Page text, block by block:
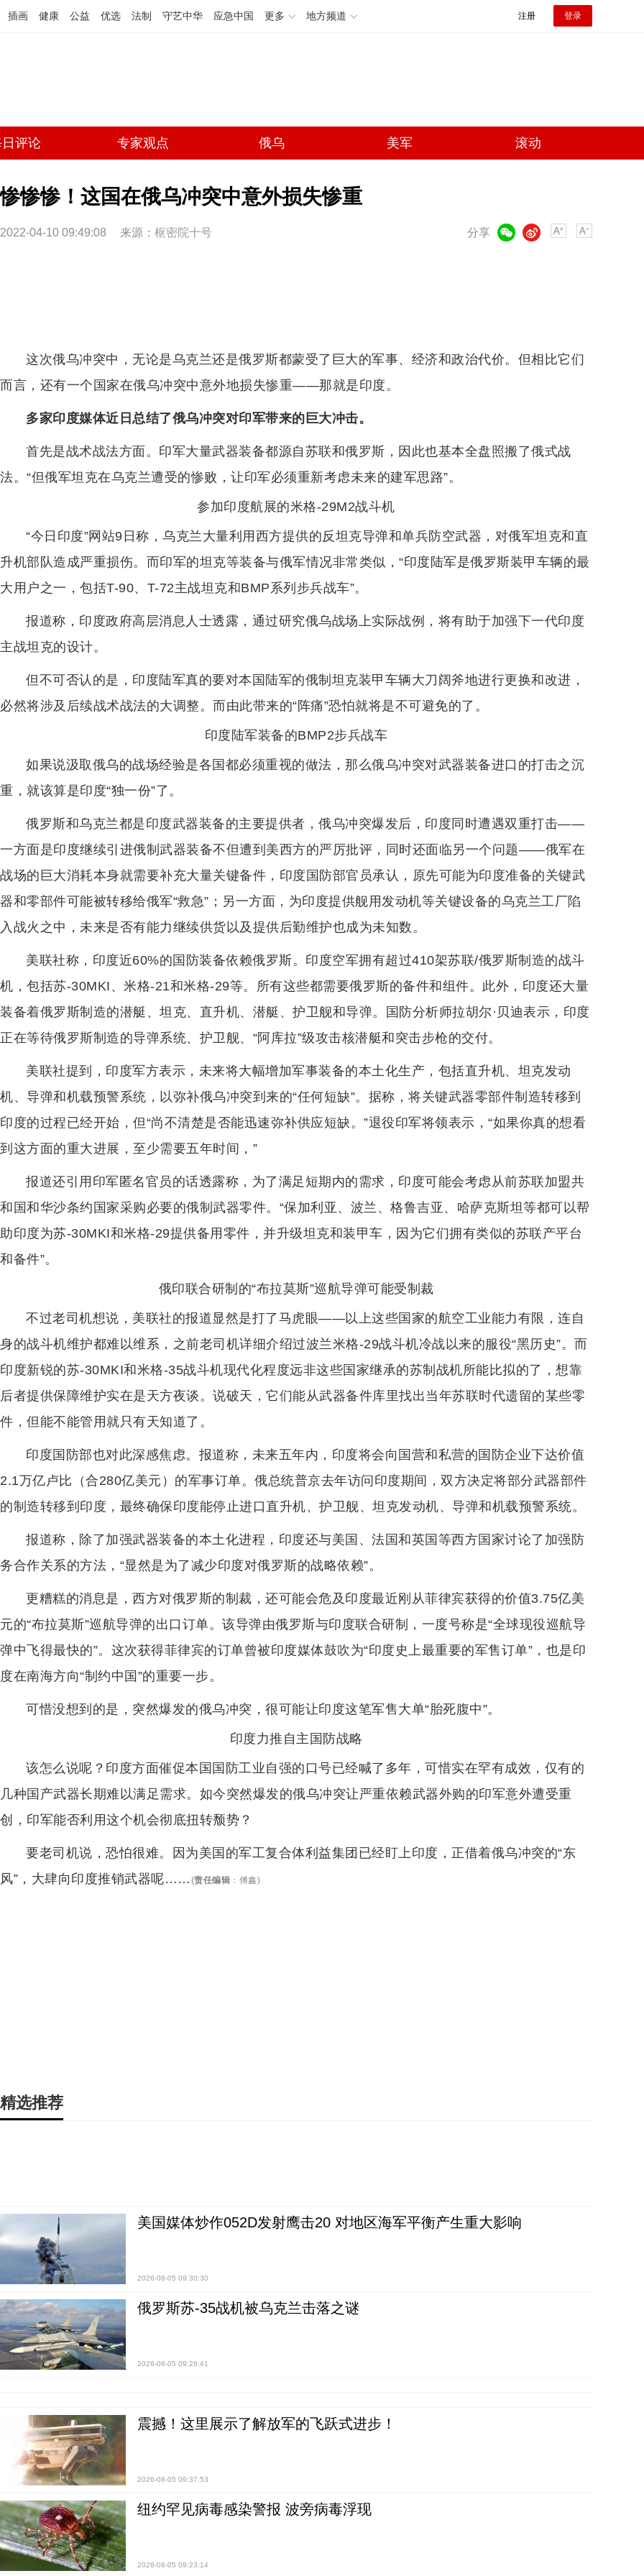
插画 健康 公益 优选 法制 守艺中华 应急中国 更多 地方频道 注册 登录
评论 专家观点 俄乌 美军 滚动
惨惨惨！这国在俄乌冲突中意外损失惨重
2022-04-10 09:49:08 来源： 枢密院十号 分享
微博
这次俄乌冲突中，无论是乌克兰还是俄罗斯都蒙受了巨大的军事、经济和政治代价。但相比它们
而言，还有一个国家在俄乌冲突中意外地损失惨重——那就是印度。
多家印度媒体近日总结了俄乌冲突对印军带来的巨大冲击。
首先是战术战法方面。印军大量武器装备都源自苏联和俄罗斯，因此也基本全盘照搬了俄式战
法。“但俄军坦克在乌克兰遭受的惨败，让印军必须重新考虑未来的建军思路”。
参加印度航展的米格-29M2战斗机
“今日印度”网站9日称，乌克兰大量利用西方提供的反坦克导弹和单兵防空武器，对俄军坦克和直
升机部队造成严重损伤。而印军的坦克等装备与俄军情况非常类似，“印度陆军是俄罗斯装甲车辆的最
大用户之一，包括T-90、T-72主战坦克和BMP系列步兵战车”。
报道称，印度政府高层消息人士透露，通过研究俄乌战场上实际战例，将有助于加强下一代印度
主战坦克的设计。
但不可否认的是，印度陆军真的要对本国陆军的俄制坦克装甲车辆大刀阔斧地进行更换和改进，
必然将涉及后续战术战法的大调整。而由此带来的“阵痛”恐怕就将是不可避免的了。
印度陆军装备的BMP2步兵战车
如果说汲取俄乌的战场经验是各国都必须重视的做法，那么俄乌冲突对武器装备进口的打击之沉
重，就该算是印度“独一份”了。
俄罗斯和乌克兰都是印度武器装备的主要提供者，俄乌冲突爆发后，印度同时遭遇双重打击——
一方面是印度继续引进俄制武器装备不但遭到美西方的严厉批评，同时还面临另一个问题——俄军在
战场的巨大消耗本身就需要补充大量关键备件，印度国防部官员承认，原先可能为印度准备的关键武
器和零部件可能被转移给俄军“救急”；另一方面，为印度提供舰用发动机等关键设备的乌克兰工厂陷
入战火之中，未来是否有能力继续供货以及提供后勤维护也成为未知数。
美联社称，印度近60%的国防装备依赖俄罗斯。印度空军拥有超过410架苏联/俄罗斯制造的战斗
机，包括苏-30MKI、米格-21和米格-29等。所有这些都需要俄罗斯的备件和组件。此外，印度还大量
装备着俄罗斯制造的潜艇、坦克、直升机、潜艇、护卫舰和导弹。国防分析师拉胡尔·贝迪表示，印度
正在等待俄罗斯制造的导弹系统、护卫舰、“阿库拉”级攻击核潜艇和突击步枪的交付。
美联社提到，印度军方表示，未来将大幅增加军事装备的本土化生产，包括直升机、坦克发动
机、导弹和机载预警系统，以弥补俄乌冲突到来的“任何短缺”。据称，将关键武器零部件制造转移到
印度的过程已经开始，但“尚不清楚是否能迅速弥补供应短缺。”退役印军将领表示，“如果你真的想看
到这方面的重大进展，至少需要五年时间，”
报道还引用印军匿名官员的话透露称，为了满足短期内的需求，印度可能会考虑从前苏联加盟共
和国和华沙条约国家采购必要的俄制武器零件。“保加利亚、波兰、格鲁吉亚、哈萨克斯坦等都可以帮
助印度为苏-30MKI和米格-29提供备用零件，并升级坦克和装甲车，因为它们拥有类似的苏联产平台
和备件”。
俄印联合研制的“布拉莫斯”巡航导弹可能受制裁
不过老司机想说，美联社的报道显然是打了马虎眼——以上这些国家的航空工业能力有限，连自
身的战斗机维护都难以维系，之前老司机详细介绍过波兰米格-29战斗机冷战以来的服役“黑历史”。而
印度新锐的苏-30MKI和米格-35战斗机现代化程度远非这些国家继承的苏制战机所能比拟的了，想靠
后者提供保障维护实在是天方夜谈。说破天，它们能从武器备件库里找出当年苏联时代遗留的某些零
件，但能不能管用就只有天知道了。
印度国防部也对此深感焦虑。报道称，未来五年内，印度将会向国营和私营的国防企业下达价值
2.1万亿卢比（合280亿美元）的军事订单。俄总统普京去年访问印度期间，双方决定将部分武器部件
的制造转移到印度，最终确保印度能停止进口直升机、护卫舰、坦克发动机、导弹和机载预警系统。
报道称，除了加强武器装备的本土化进程，印度还与美国、法国和英国等西方国家讨论了加强防
务合作关系的方法，“显然是为了减少印度对俄罗斯的战略依赖”。
更糟糕的消息是，西方对俄罗斯的制裁，还可能会危及印度最近刚从菲律宾获得的价值3.75亿美
元的“布拉莫斯”巡航导弹的出口订单。该导弹由俄罗斯与印度联合研制，一度号称是“全球现役巡航导
弹中飞得最快的”。这次获得菲律宾的订单曾被印度媒体鼓吹为“印度史上最重要的军售订单”，也是印
度在南海方向“制约中国”的重要一步。
可惜没想到的是，突然爆发的俄乌冲突，很可能让印度这笔军售大单“胎死腹中”。
印度力推自主国防战略
该怎么说呢？印度方面催促本国国防工业自强的口号已经喊了多年，可惜实在罕有成效，仅有的
几种国产武器长期难以满足需求。如今突然爆发的俄乌冲突让严重依赖武器外购的印军意外遭受重
创，印军能否利用这个机会彻底扭转颓势？
要老司机说，恐怕很难。因为美国的军工复合体利益集团已经盯上印度，正借着俄乌冲突的“东
风”，大肆向印度推销武器呢…… (责任编辑 ： 傅鑫)
精选推荐
美国媒体炒作052D发射鹰击20 对地区海军平衡产生重大影响
2026-08-05 09:30:30
俄罗斯苏-35战机被乌克兰击落之谜
2026-08-05 09:26:41
震撼！这里展示了解放军的飞跃式进步！
2026-08-05 09:37:53
纽约罕见病毒感染警报 波旁病毒浮现
2026-08-05 09:23:14